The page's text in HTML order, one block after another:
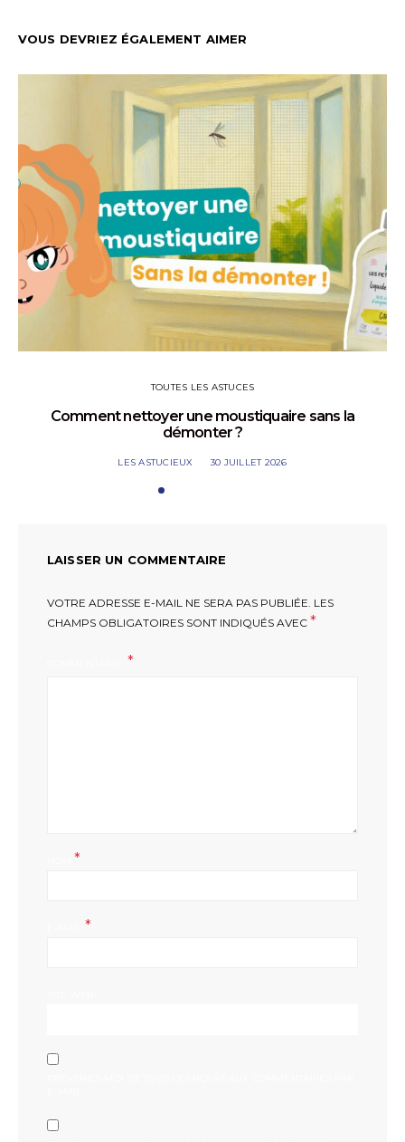
VOUS DEVRIEZ ÉGALEMENT AIMER
TOUTES LES ASTUCES
Comment nettoyer une moustiquaire sans la
démonter ?
LES ASTUCIEUX 30 JUILLET 2026
LAISSER UN COMMENTAIRE
VOTRE ADRESSE E-MAIL NE SERA PAS PUBLIÉE. LES
CHAMPS OBLIGATOIRES SONT INDIQUÉS AVEC *
*
*